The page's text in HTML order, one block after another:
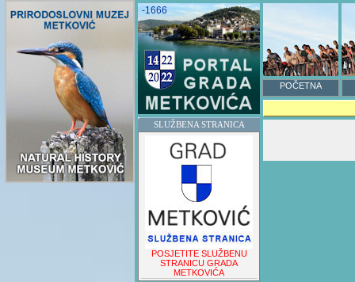
-1666
POČETNA
SLUŽBENA STRANICA
POSJETITE SLUŽBENU
STRANICU GRADA
METKOVIĆA